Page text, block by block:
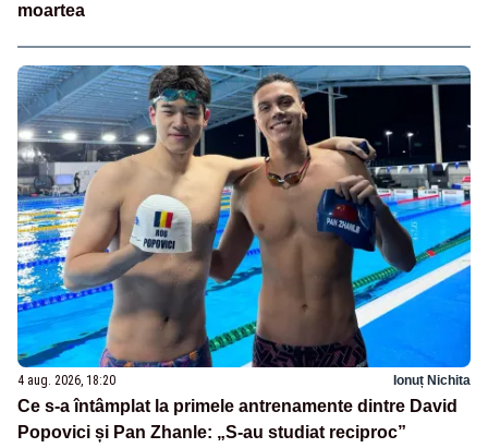
moartea
4 aug. 2026, 18:20 Ionuț Nichita
Ce s-a întâmplat la primele antrenamente dintre David
Popovici și Pan Zhanle: „S-au studiat reciproc”